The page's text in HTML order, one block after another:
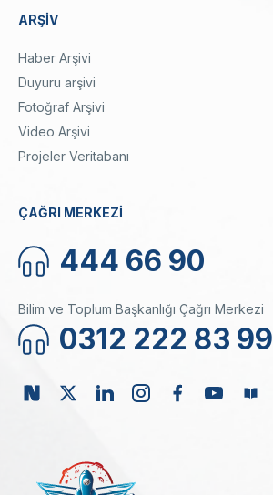
ARŞİV
Haber Arşivi
Duyuru arşivi
Fotoğraf Arşivi
Video Arşivi
Projeler Veritabanı
ÇAĞRI MERKEZİ
444 66 90
Bilim ve Toplum Başkanlığı Çağrı Merkezi
0312 222 83 99